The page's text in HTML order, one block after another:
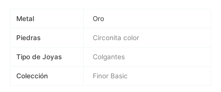
Metal Oro
Piedras Circonita color
Tipo de Joyas Colgantes
Colección Finor Basic